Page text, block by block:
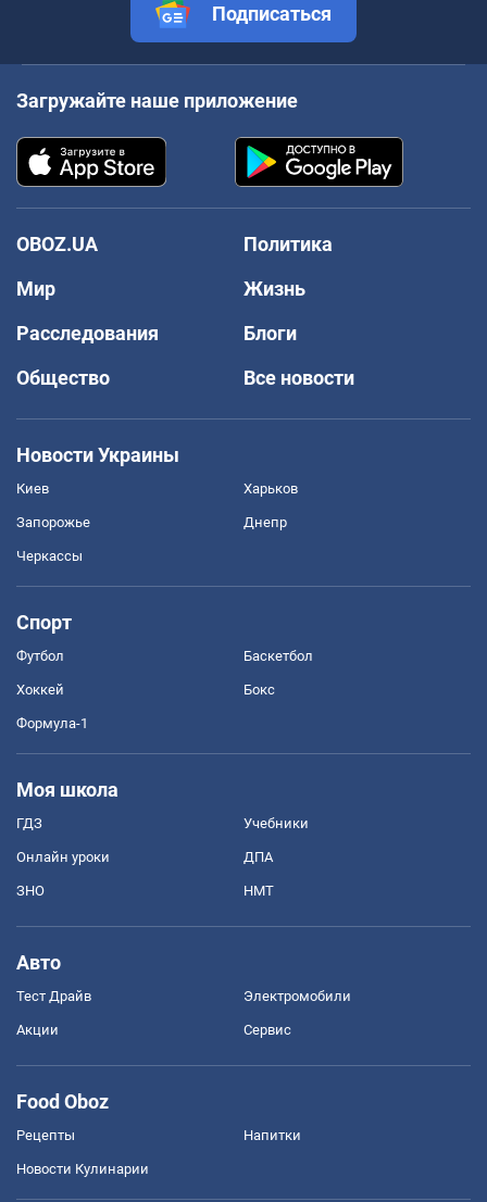
Подписаться
Загружайте наше приложение
OBOZ.UA
Политика
Мир
Жизнь
Расследования
Блоги
Общество
Все новости
Новости Украины
Киев Харьков
Запорожье Днепр
Черкассы
Спорт
Футбол Баскетбол
Хоккей Бокс
Формула-1
Моя школа
ГДЗ Учебники
Онлайн уроки ДПА
ЗНО НМТ
Авто
Тест Драйв Электромобили
Акции Сервис
Food Oboz
Рецепты Напитки
Новости Кулинарии